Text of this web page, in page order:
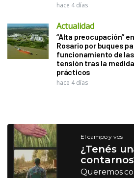
hace 4 días
Actualidad
“Alta preocupación”
Rosario por buques
funcionamiento de
tensión tras la
prácticos
hace 4 días
El campo y vos
¿Tenés
Queremos